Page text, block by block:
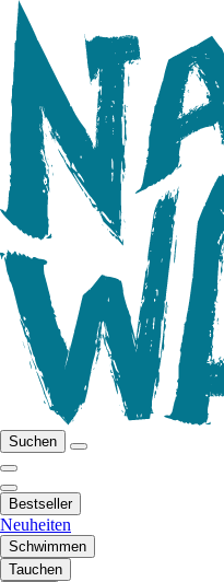
Suchen
Bestseller
Neuheiten
Schwimmen
Tauchen